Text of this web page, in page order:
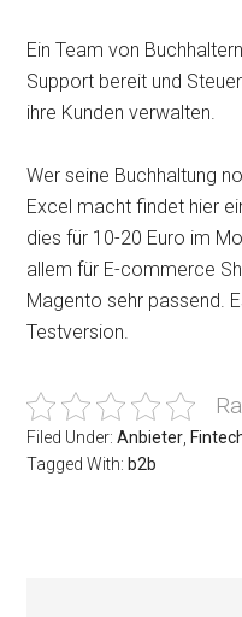
Ein Team von
Support bereit und
ihre Kunden verwalten.
Wer seine Buchhaltung
Excel macht findet hier
dies für 10-20 Euro im
allem für E-commerce
Magento sehr passend.
Testversion.
Filed Under:Anbieter
Tagged With: b2b